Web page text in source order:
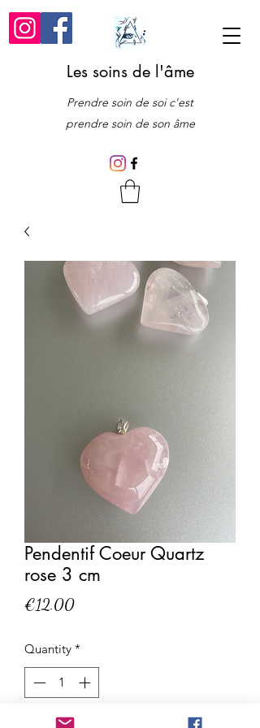
Les soins de l'âme
Prendre soin de soi c'est
prendre soin de son âme
Pendentif Coeur Quartz
rose 3 cm
€12.00Price
Quantity *